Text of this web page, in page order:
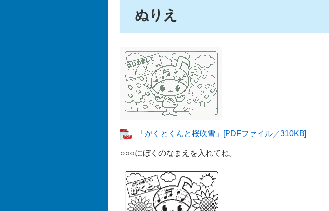
ぬりえ
「がくとくんと桜吹雪」[PDFファイル／310KB]
○○○にぼくのなまえを入れてね。